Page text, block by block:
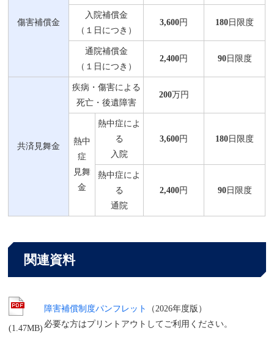
傷害補償金
入院補償金
（１日につき）
3,600円 180 日限度
通院補償金
（１日につき）
2,400円 90日限度
共済見舞金
疾病・傷害による
死亡・後遺障害
200万円
熱中
症
見舞
金
熱中症によ
る
入院
3,600円 180 日限度
熱中症によ
る
通院
2,400円 90日限度
関連資料
(1.47MB)
障害補償制度パンフレット
（2026年度版）
必要な方はプリントアウトしてご利用ください。